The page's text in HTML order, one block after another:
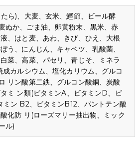
ら)、大麦、玄米、鰹節、ビール酵
ぬか、ごま油、卵黄粉末、黒米、赤
、はと麦、あわ、きび、ひえ、大根
う、にんじん、キャベツ、乳酸菌、
菜、高菜、パセリ、青じそ、ミネラ
成カルシウム、塩化カリウム、グルコ
リン酸第二鉄、グルコン酸銅、炭酸
ミ ン類(ビタミンA、ビタミンD、ビ
ミン B2、ビタミンB12、パントテン酸
化防 リ(ローズマリー抽出物、ミック
ル)